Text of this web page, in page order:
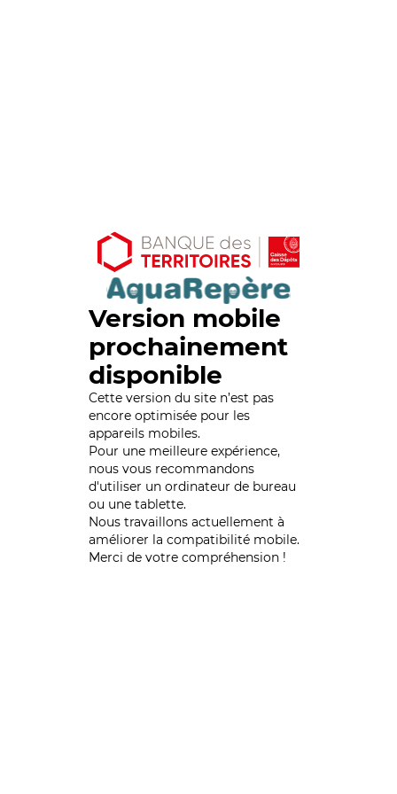
Version mobile
prochainement
disponible
Cette version du site n’est pas
encore optimisée pour les
appareils mobiles.
Pour une meilleure expérience,
nous vous recommandons
d'utiliser un ordinateur de bureau
ou une tablette.
Nous travaillons actuellement à
améliorer la compatibilité mobile.
Merci de votre compréhension !